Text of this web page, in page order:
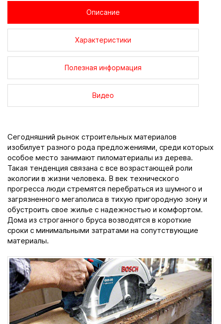
Описание
Характеристики
Полезная информация
Видео
Сегодняшний рынок строительных материалов
изобилует разного рода предложениями, среди которых
особое место занимают пиломатериалы из дерева.
Такая тенденция связана с все возрастающей роли
экологии в жизни человека. В век технического
прогресса люди стремятся перебраться из шумного и
загрязненного мегаполиса в тихую пригородную зону и
обустроить свое жилье с надежностью и комфортом.
Дома из строганного бруса возводятся в короткие
сроки с минимальными затратами на сопутствующие
материалы.